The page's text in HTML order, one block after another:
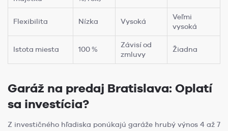
Flexibilita Nízka Vysoká
Veľmi
vysoká
Istota miesta 100 %
Závisí od
zmluvy
Žiadna
Garáž na predaj Bratislava: Oplatí
sa investícia?
Z investičného hľadiska ponúkajú garáže hrubý výnos 4 až 7